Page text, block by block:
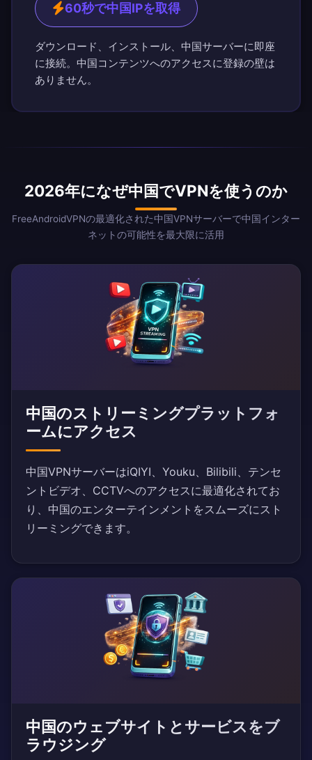
60秒で中国IPを取得
ダウンロード、インストール、中国サーバーに即座
に接続。中国コンテンツへのアクセスに登録の壁は
ありません。
2026年になぜ中国でVPNを使うのか
FreeAndroidVPNの最適化された中国VPNサーバーで中国インター
ネットの可能性を最大限に活用
中国のストリーミングプラットフォ
ームにアクセス
中国VPNサーバーはiQIYI、Youku、Bilibili、テンセ
ントビデオ、CCTVへのアクセスに最適化されてお
り、中国のエンターテインメントをスムーズにスト
リーミングできます。
中国のウェブサイトとサービスをブ
ラウジング